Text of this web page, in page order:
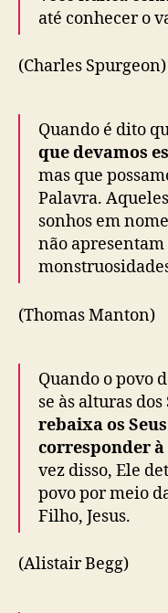
até conhecer o
(Charles Spurgeon)
Quando é dito
que devamos
mas que
Palavra.
sonhos em
não
(Thomas Manton)
Quando o povo
se às alturas dos
rebaixa os
corresponder à
vez disso, Ele
povo por meio
Filho, Jesus.
(Alistair Begg)